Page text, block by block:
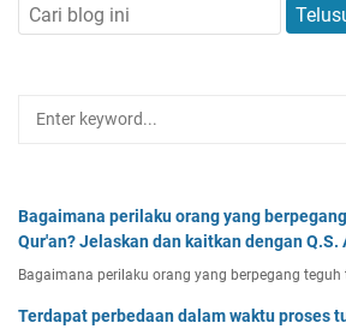
Bagaimana perilaku orang yang
Qur'an? Jelaskan dan kaitkan dengan
Bagaimana perilaku orang yang berpegang teguh
Terdapat perbedaan dalam waktu proses